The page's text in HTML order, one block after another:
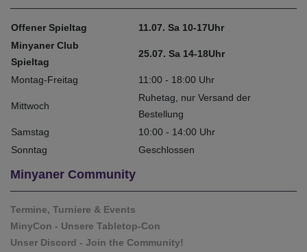
Offener Spieltag
11.07. Sa 10-17Uhr
Minyaner Club
Spieltag
25.07. Sa 14-18Uhr
Montag-Freitag 11:00 - 18:00 Uhr
Mittwoch
Ruhetag, nur Versand der
Bestellung
Samstag
10:00 - 14:00 Uhr
Sonntag
Geschlossen
Minyaner Community
Termine, Turniere & Events
MinyCon - Unsere Tabletop-Con
Unser Discord - Join the Community!